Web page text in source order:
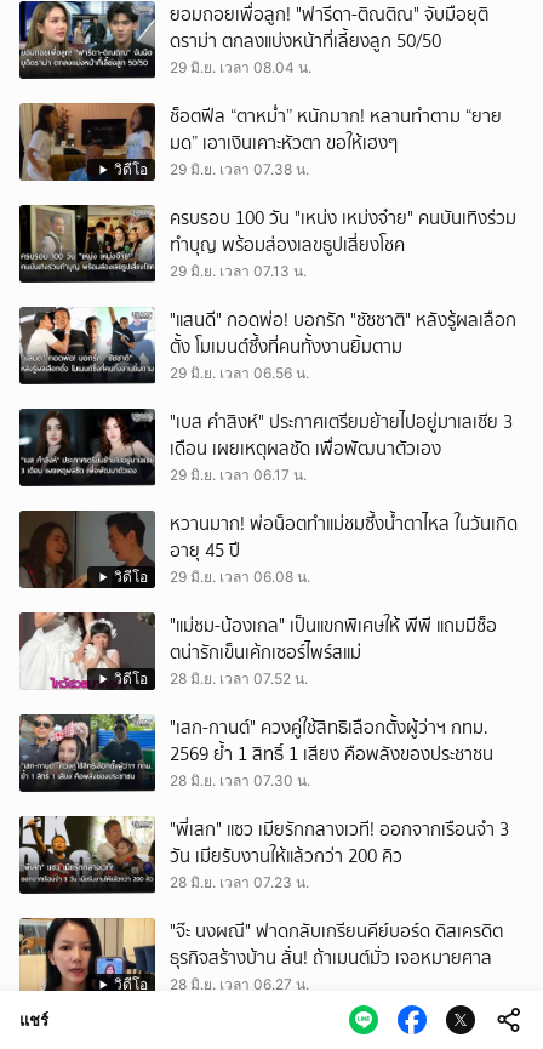
ยอมถอยเพื่อลูก! "ฟารีดา-ติณติณ" จับมือยุติ
ดราม่า ตกลงแบ่งหน้าที่เลี้ยงลูก 50/50
29 มิ.ย. เวลา 08.04 น.
วิดีโอ
ช็อตฟีล “ตาหม่ำ” หนักมาก! หลานทำตาม “ยาย
มด” เอาเงินเคาะหัวตา ขอให้เฮงๆ
29 มิ.ย. เวลา 07.38 น.
ครบรอบ 100 วัน "เหน่ง เหม่งจ๋าย" คนบันเทิงร่วม
ทำบุญ พร้อมส่องเลขธูปเสี่ยงโชค
29 มิ.ย. เวลา 07.13 น.
"แสนดี" กอดพ่อ! บอกรัก "ชัชชาติ" หลังรู้ผลเลือก
ตั้ง โมเมนต์ซึ้งที่คนทั้งงานยิ้มตาม
29 มิ.ย. เวลา 06.56 น.
"เบส คำสิงห์" ประกาศเตรียมย้ายไปอยู่มาเลเซีย 3
เดือน เผยเหตุผลชัด เพื่อพัฒนาตัวเอง
29 มิ.ย. เวลา 06.17 น.
วิดีโอ
หวานมาก! พ่อน็อตทำแม่ชมซึ้งน้ำตาไหล ในวันเกิด
อายุ 45 ปี
29 มิ.ย. เวลา 06.08 น.
วิดีโอ
"แม่ชม-น้องเกล" เป็นแขกพิเศษให้ พีพี แถมมีช็อ
ตน่ารักเข็นเค้กเซอร์ไพร์สแม่
28 มิ.ย. เวลา 07.52 น.
"เสก-กานต์" ควงคู่ใช้สิทธิเลือกตั้งผู้ว่าฯ กทม.
2569 ย้ำ 1 สิทธิ์ 1 เสียง คือพลังของประชาชน
28 มิ.ย. เวลา 07.30 น.
"พี่เสก" แซว เมียรักกลางเวที! ออกจากเรือนจำ 3
วัน เมียรับงานให้แล้วกว่า 200 คิว
28 มิ.ย. เวลา 07.23 น.
วิดีโอ
"จ๊ะ นงผณี" ฟาดกลับเกรียนคีย์บอร์ด ดิสเครดิต
ธุรกิจสร้างบ้าน ลั่น! ถ้าเมนต์มั่ว เจอหมายศาล
28 มิ.ย. เวลา 06.27 น.
"ไอซ์ ปรีชญา" เช็กอินสปาพักผ่อน แต่ละช็อตทำโซ
แชร์